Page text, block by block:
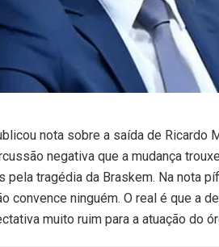
nota sobre a saída de Ricardo
negativa que a mudança
tragédia da Braskem. Na nota
convence ninguém. O real é que a
muito ruim para a atuação do